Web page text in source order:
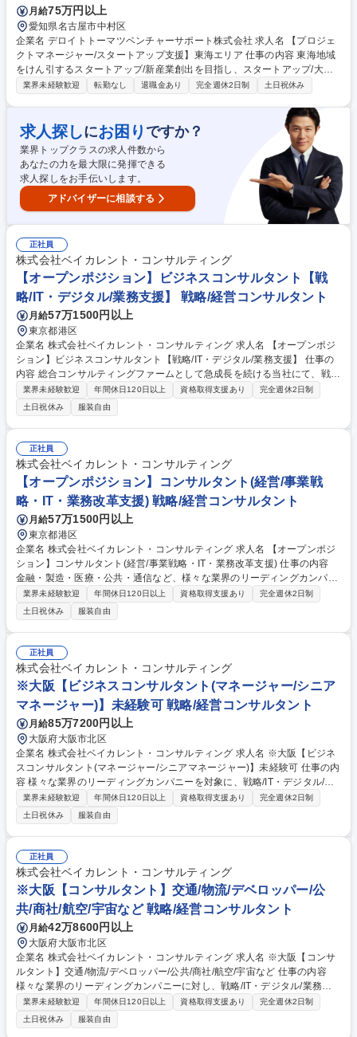
月給75万円以上
愛知県名古屋市中村区
企業名 デロイトトーマツベンチャーサポート株式会社 求人名 【プロジェ
クトマネージャー/スタートアップ支援】東海エリア 仕事の内容 東海地域
をけん引するスタートアップ/新産業創出を目指し、スタートアップ/大企
業/自治体/支援機関/海外機関等幅広いステークホルダーを巻き込みながら
■東海エリアのスタートアップや大企業、金融機関、中央官庁・地方自治
体・外郭団体とのリレーション構築、ニーズ把握、定期議論■東海エリア
の中央官庁・地方自治体・外郭団体への提案書作成、プレゼンテーショ
ン、入札■スタートアップ支援やオープンイノベーションのプログラムの
企画運営、品質管理、デリバリー■次期案件の提案、政策提言■東京オフィ
スや他グループとの連携 募集職種 【プロジェクトマネージャー/スタート
アップ支援】東海エリア
業界未経験歓迎 転勤なし 退職金あり 完全週休2日制 土日祝休み
求人探しにお困り ですか？
業界トップクラスの求人件数から
あなたの力を最大限に発揮できる
求人探しをお手伝いします。
アドバイザーに相談する
正社員
株式会社ベイカレント・コンサルティング
【オープンポジション】ビジネスコンサルタント【戦
略/IT・デジタル/業務支援】 戦略/経営コンサルタント
月給57万1500円以上
東京都港区
企業名 株式会社ベイカレント・コンサルティング 求人名 【オープンポジ
ション】ビジネスコンサルタント【戦略/IT・デジタル/業務支援】 仕事の
内容 総合コンサルティングファームとして急成長を続ける当社にて、戦
略・IT・デジタル・業務改革の何れかの領域のコンサルタントとして、業
界大手企業に対し、経営課題の解決策立案～実行支援までご支援頂きま
す。 【プロジェクト事例】★銀行：モバイルペイメントサービス立上げに
おける事業戦略策定 ★素材：生成AIによる製鉄会社の安全対策効率化 ★
ハイテク：中国ロボティクス市場への新規参入戦略策定/推進 ★ヘルスケ
ア：製剤データのマネジメントシステム構築 ★航空：航空会社のデジタル
マーケティングの高度化 ★小売：データアナリティクスを活用した店舗出
店戦略支援 ★官公庁：スマートシティ事業の海外展開戦略の策定 など 募
集職種 【オープンポジション】ビジネスコンサルタント【戦略/IT・デジ
タル/業務支援】
業界未経験歓迎 年間休日120日以上 資格取得支援あり
完全週休2日制
土日祝休み
服装自由
正社員
株式会社ベイカレント・コンサルティング
【オープンポジション】コンサルタント(経営/事業戦
略・IT・業務改革支援) 戦略/経営コンサルタント
月給57万1500円以上
東京都港区
企業名 株式会社ベイカレント・コンサルティング 求人名 【オープンポジ
ション】コンサルタント(経営/事業戦略・IT・業務改革支援) 仕事の内容
金融・製造・医療・公共・通信など、様々な業界のリーディングカンパニ
ーに対し、戦略/デジタル/業務等、各領域の全社/事業戦略及び、戦略実現
に向けた施策検討/実行支援等を推進して頂きます。 【プロジェクト事
例】★銀行：モバイルペイメントサービス立上げにおける事業戦略策定 ★
素材：生成AIによる製鉄会社の安全対策効率化 ★ハイテク：中国ロボティ
クス市場への新規参入戦略策定/推進 ★ヘルスケア：製剤データのマネジ
メントシステム構築 ★航空：航空会社のデジタルマーケティングの高度化
★小売：データアナリティクスを活用した店舗出店戦略支援 ★官公庁：ス
マートシティ事業の海外展開戦略の策定 など 募集職種 【オープンポジシ
ョン】コンサルタント(経営/事業戦略・IT・業務改革支援)
業界未経験歓迎 年間休日120日以上 資格取得支援あり
完全週休2日制
土日祝休み
服装自由
正社員
株式会社ベイカレント・コンサルティング
※大阪【ビジネスコンサルタント(マネージャー/シニア
マネージャー)】未経験可 戦略/経営コンサルタント
月給85万7200円以上
大阪府大阪市北区
企業名 株式会社ベイカレント・コンサルティング 求人名 ※大阪【ビジネ
スコンサルタント(マネージャー/シニアマネージャー)】未経験可 仕事の内
容 様々な業界のリーディングカンパニーを対象に、戦略/IT・デジタル/業
務改革等、様々な領域の全社/事業戦略及び、戦略実現に向けた施策検討/
実行支援を推進して頂きます（未経験でコンサル上位職のオファー可！）
【対象業界(例)】ハイテク/メディア・エンタメ/通信/モビリティ/ヘルスケ
ア/消費財/小売/流通/産業機械/銀行/決済/保険/エネルギー/素材/化学/プラン
ト/交通/物流/デベロッパー/公共/商社/航空/宇宙/防衛 【ソリューション
(例)】AI/DX/経営戦略＆ファイナンス/CX/データアナリティクス/テクノロ
ジーイノベーション/マーケティング＆セールス/SCM/ECM/人材・組織/コ
スト改革/業務改革/セキュリティ/システム 募集職種 ※大阪【ビジネスコン
サルタント(マネージャー/シニアマネージャー)】未経験可
業界未経験歓迎 年間休日120日以上 資格取得支援あり
完全週休2日制
土日祝休み
服装自由
正社員
株式会社ベイカレント・コンサルティング
※大阪【コンサルタント】交通/物流/デベロッパー/公
共/商社/航空/宇宙など 戦略/経営コンサルタント
月給42万8600円以上
大阪府大阪市北区
企業名 株式会社ベイカレント・コンサルティング 求人名 ※大阪【コンサ
ルタント】交通/物流/デベロッパー/公共/商社/航空/宇宙など 仕事の内容
様々な業界のリーディングカンパニーに対し、戦略/IT・デジタル/業務改
革等、様々な領域の全社/事業戦略及び、戦略実現に向けた施策検討/実行
支援を推進して頂きます（未経験者歓迎です！！！！！）。 【プロジェク
ト事例】※全事業領域的に豊富な案件実績を有しています ■事業/組織戦略
業界未経験歓迎 年間休日120日以上 資格取得支援あり
完全週休2日制
土日祝休み
服装自由